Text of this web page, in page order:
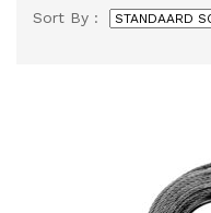
Sort By :